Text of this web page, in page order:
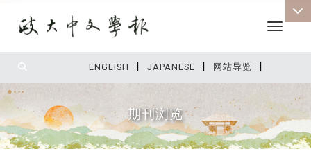
ENGLISH | JAPANESE | 网站导览 |
Toggle
期刊浏览